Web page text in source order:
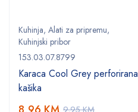
Kuhinja, Alati za pripremu,
Kuhinjski pribor
153.03.07.8799
Karaca Cool Grey perforirana
kašika